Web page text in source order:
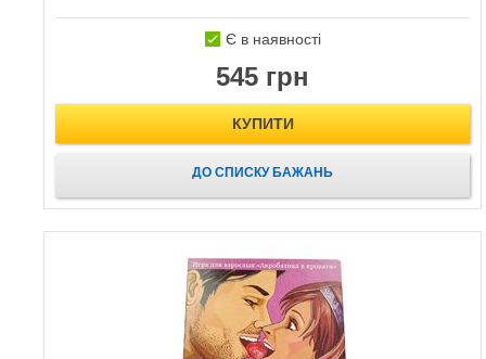
Є в наявності
545 грн
КУПИТИ
ДО СПИСКУ БАЖАНЬ